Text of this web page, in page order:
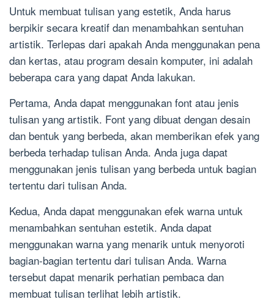
Untuk membuat tulisan yang estetik, Anda harus
berpikir secara kreatif dan menambahkan sentuhan
artistik. Terlepas dari apakah Anda menggunakan pena
dan kertas, atau program desain komputer, ini adalah
beberapa cara yang dapat Anda lakukan.
Pertama, Anda dapat menggunakan font atau jenis
tulisan yang artistik. Font yang dibuat dengan desain
dan bentuk yang berbeda, akan memberikan efek yang
berbeda terhadap tulisan Anda. Anda juga dapat
menggunakan jenis tulisan yang berbeda untuk bagian
tertentu dari tulisan Anda.
Kedua, Anda dapat menggunakan efek warna untuk
menambahkan sentuhan estetik. Anda dapat
menggunakan warna yang menarik untuk menyoroti
bagian-bagian tertentu dari tulisan Anda. Warna
tersebut dapat menarik perhatian pembaca dan
membuat tulisan terlihat lebih artistik.